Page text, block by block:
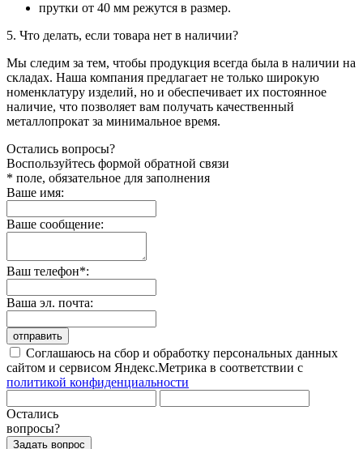
прутки от 40 мм режутся в размер.
5. Что делать, если товара нет в наличии?
Мы следим за тем, чтобы продукция всегда была в наличии на
складах. Наша компания предлагает не только широкую
номенклатуру изделий, но и обеспечивает их постоянное
наличие, что позволяет вам получать качественный
металлопрокат за минимальное время.
Остались вопросы?
Воспользуйтесь формой обратной связи
* поле, обязательное для заполнения
Ваше имя:
Ваше сообщение:
Ваш телефон*:
Ваша эл. почта:
отправить
Соглашаюсь на сбор и обработку персональных данных
сайтом и сервисом Яндекс.Метрика в соответствии с
политикой конфиденциальности
Остались
вопросы?
Задать вопрос